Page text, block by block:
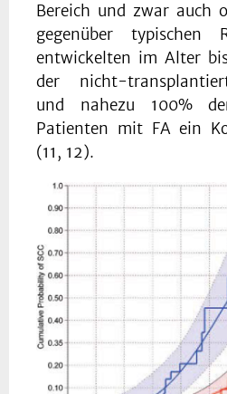
Bereich und zwar auch
gegenüber typischen
entwickelten im Alter
der nicht-
und nahezu 100%
Patienten mit FA ein
(11, 12).